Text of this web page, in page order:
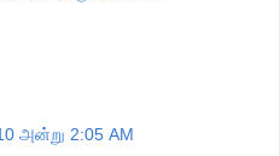
அன்று 2:05 AM